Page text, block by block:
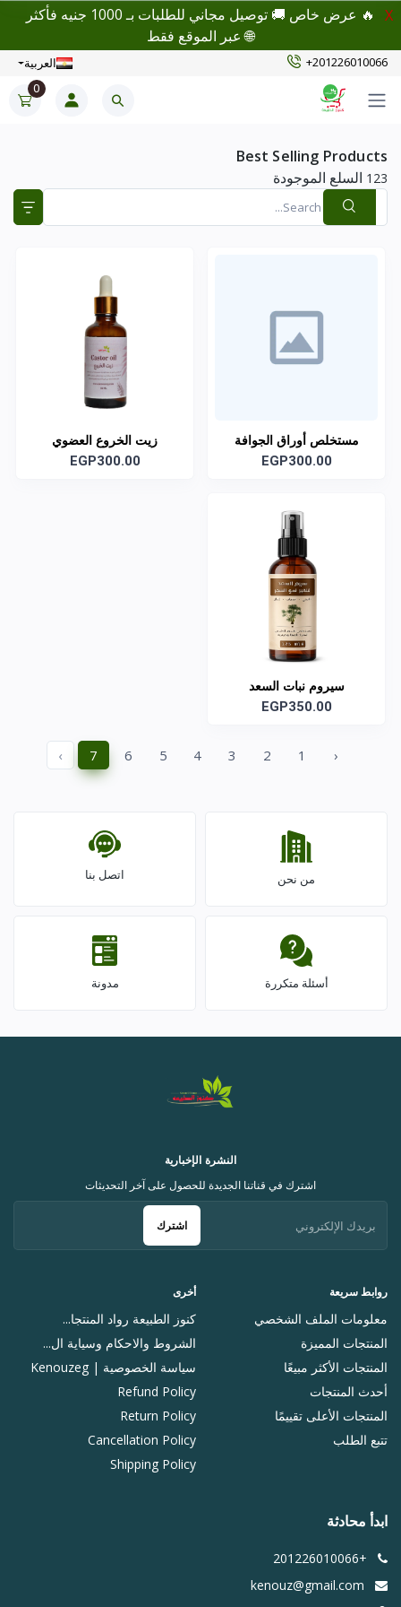
🔥 عرض خاص 🚚 توصيل مجاني للطلبات بـ 1000 جنيه فأكثر
🌐 عبر الموقع فقط
X
+201226010066 العربية
0
Best Selling Products
123 السلع الموجودة
مستخلص أوراق الجوافة
EGP300.00
زيت الخروع العضوي
EGP300.00
سيروم نبات السعد
EGP350.00
‹
1
2
3
4
5
6
7
›
من نحن اتصل بنا
أسئلة متكررة مدونة
روابط سريعة
معلومات الملف الشخصي
المنتجات المميزة
المنتجات الأكثر مبيعًا
أحدث المنتجات
المنتجات الأعلى تقييمًا
تتبع الطلب
أخرى
كنوز الطبيعة رواد المنتجا...
الشروط والاحكام وسياية ال...
سياسة الخصوصية | Kenouzeg
Refund Policy
Return Policy
Cancellation Policy
Shipping Policy
النشرة الإخبارية
اشترك في قناتنا الجديدة للحصول على آخر التحديثات
اشترك
ابدأ محادثة
+201226010066